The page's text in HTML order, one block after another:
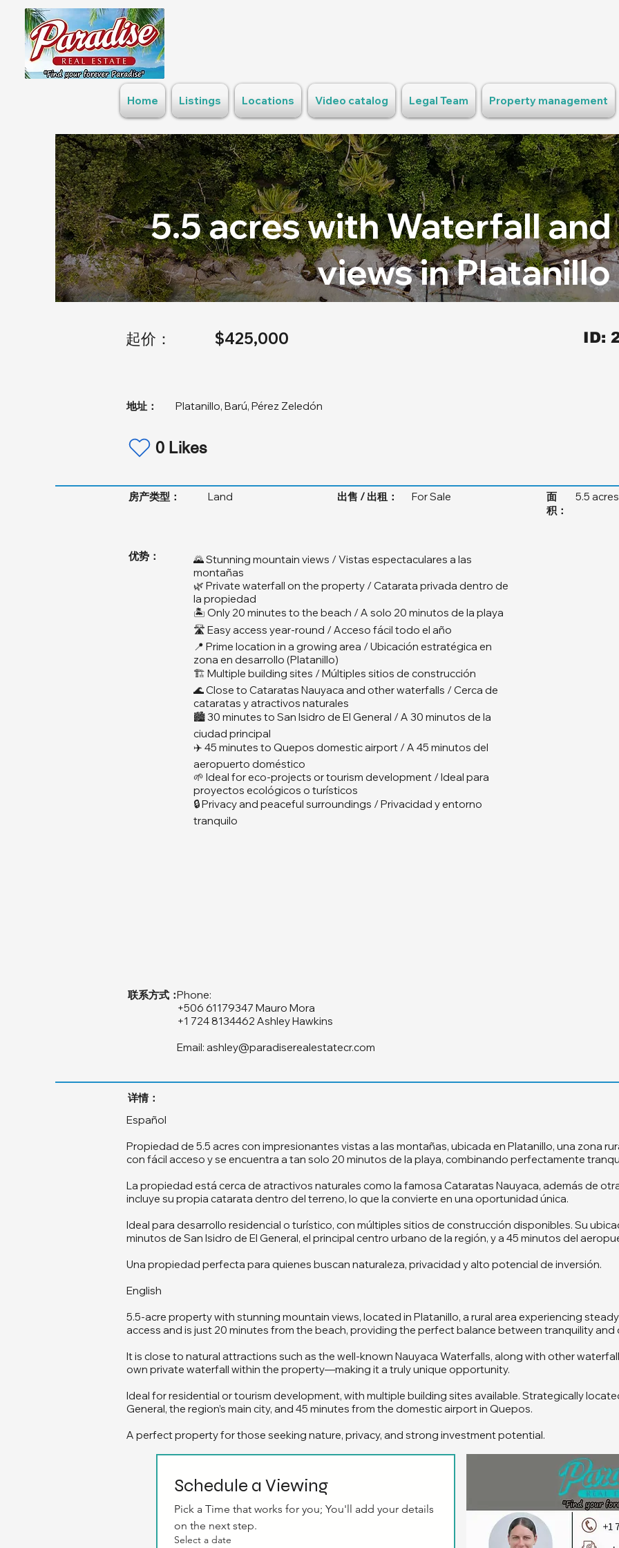
Home Listings Locations Video catalog Legal Team Property management
5.5 acres with Waterfall
views in Platanillo
起价： $425,000 ID:
地址： Platanillo, Barú, Pérez Zeledón
0 Likes
房产类型： Land 出售 / 出租： For Sale
面
积：
5.5 acres
优势：
🌄 Stunning mountain views / Vistas espectaculares a las
montañas
🌿 Private waterfall on the property / Catarata privada dentro de
la propiedad
🏝️ Only 20 minutes to the beach / A solo 20 minutos de la playa
🛣️ Easy access year-round / Acceso fácil todo el año
📍 Prime location in a growing area / Ubicación estratégica en
zona en desarrollo (Platanillo)
🏗️ Multiple building sites / Múltiples sitios de construcción
🌊 Close to Cataratas Nauyaca and other waterfalls / Cerca de
cataratas y atractivos naturales
🏙️ 30 minutes to San Isidro de El General / A 30 minutos de la
ciudad principal
✈️ 45 minutes to Quepos domestic airport / A 45 minutos del
aeropuerto doméstico
🌱 Ideal for eco-projects or tourism development / Ideal para
proyectos ecológicos o turísticos
🔒 Privacy and peaceful surroundings / Privacidad y entorno
tranquilo
联系方式：Phone:
+506 61179347 Mauro Mora
+1 724 8134462 Ashley Hawkins
Email: ashley@paradiserealestatecr.com
详情：
Español
Propiedad de 5.5 acres con impresionantes vistas a las montañas, ubicada en Platanillo, una zona
con fácil acceso y se encuentra a tan solo 20 minutos de la playa, combinando perfectamente
La propiedad está cerca de atractivos naturales como la famosa Cataratas Nauyaca, además de
incluye su propia catarata dentro del terreno, lo que la convierte en una oportunidad única.
Ideal para desarrollo residencial o turístico, con múltiples sitios de construcción disponibles. Su
minutos de San Isidro de El General, el principal centro urbano de la región, y a 45 minutos del
Una propiedad perfecta para quienes buscan naturaleza, privacidad y alto potencial de inversión.
English
5.5-acre property with stunning mountain views, located in Platanillo, a rural area experiencing
access and is just 20 minutes from the beach, providing the perfect balance between tranquility and
It is close to natural attractions such as the well-known Nauyaca Waterfalls, along with other
own private waterfall within the property—making it a truly unique opportunity.
Ideal for residential or tourism development, with multiple building sites available. Strategically
General, the region’s main city, and 45 minutes from the domestic airport in Quepos.
A perfect property for those seeking nature, privacy, and strong investment potential.
Schedule a Viewing
Pick a Time that works for you; You'll add your details
on the next step.
Select a date